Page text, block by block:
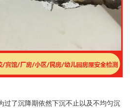
过了沉降期依然下沉不止以及不均匀沉